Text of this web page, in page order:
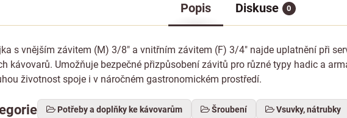
Popis Diskuse 0
s vnějším závitem (M) 3/8" a vnitřním závitem (F) 3/4" najde uplatnění při
kávovarů. Umožňuje bezpečné přizpůsobení závitů pro různé typy hadic a
životnost spoje i v náročném gastronomickém prostředí.
Potřeby a doplňky ke kávovarům Šroubení Vsuvky, nátrubky